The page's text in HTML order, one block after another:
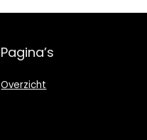
Pagina’s
Overzicht